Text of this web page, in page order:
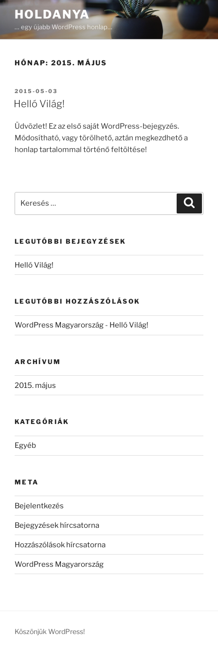
Tartalomhoz
HOLDANYA
… egy újabb WordPress honlap…
HÓNAP: 2015. MÁJUS
BEKÜLDVE:
2015-05-03
Helló Világ!
Üdvözlet! Ez az első saját WordPress-bejegyzés.
Módosítható, vagy törölhető, aztán megkezdhető a
honlap tartalommal történő feltöltése!
LEGUTÓBBI BEJEGYZÉSEK
Helló Világ!
LEGUTÓBBI HOZZÁSZÓLÁSOK
WordPress Magyarország - Helló Világ!
ARCHÍVUM
2015. május
KATEGÓRIÁK
Egyéb
META
Bejelentkezés
Bejegyzések hírcsatorna
Hozzászólások hírcsatorna
WordPress Magyarország
Köszönjük WordPress!